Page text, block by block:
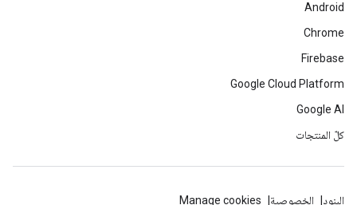
Android
Chrome
Firebase
Google Cloud Platform
Google AI
كلّ المنتجات
البنود الخصوصية Manage cookies